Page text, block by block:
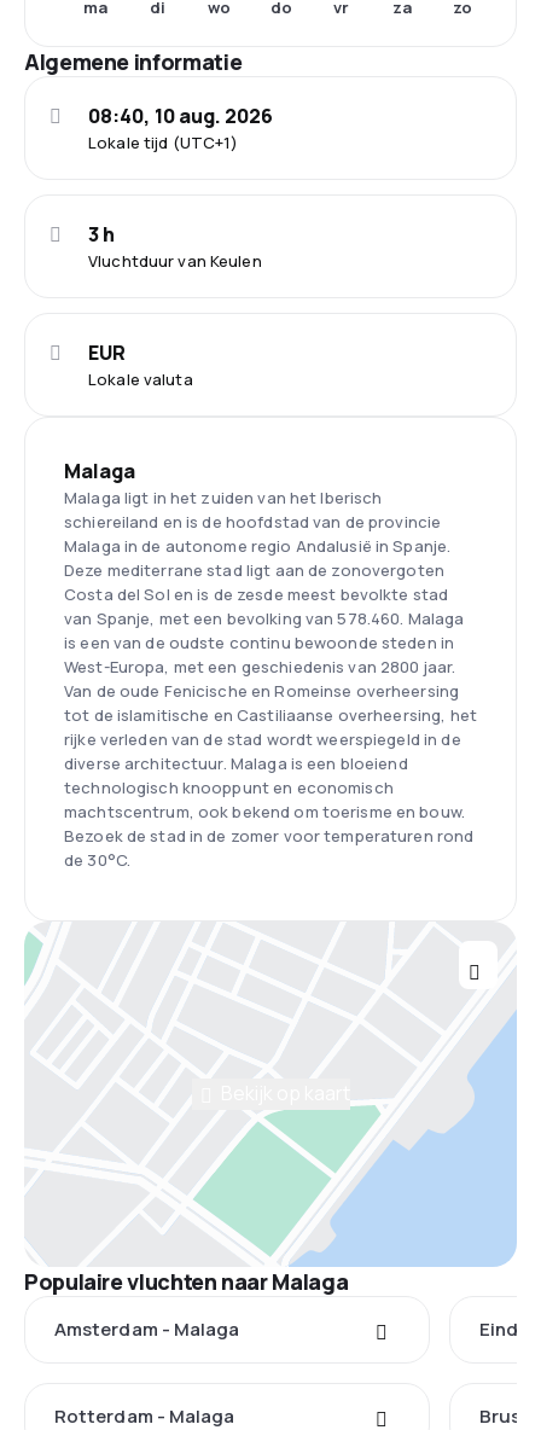
ma di wo do vr za zo
Algemene informatie
Lokale tijd (UTC+1)
08:40, 10 aug. 2026
Vluchtduur van Keulen
3 h
Lokale valuta
EUR
Malaga
Malaga ligt in het zuiden van het Iberisch
schiereiland en is de hoofdstad van de provincie
Malaga in de autonome regio Andalusië in Spanje.
Deze mediterrane stad ligt aan de zonovergoten
Costa del Sol en is de zesde meest bevolkte stad
van Spanje, met een bevolking van 578.460. Malaga
is een van de oudste continu bewoonde steden in
West-Europa, met een geschiedenis van 2800 jaar.
Van de oude Fenicische en Romeinse overheersing
tot de islamitische en Castiliaanse overheersing, het
rijke verleden van de stad wordt weerspiegeld in de
diverse architectuur. Malaga is een bloeiend
technologisch knooppunt en economisch
machtscentrum, ook bekend om toerisme en bouw.
Bezoek de stad in de zomer voor temperaturen rond
de 30°C.
Populaire vluchten naar Malaga
Amsterdam - Malaga
Rotterdam - Malaga